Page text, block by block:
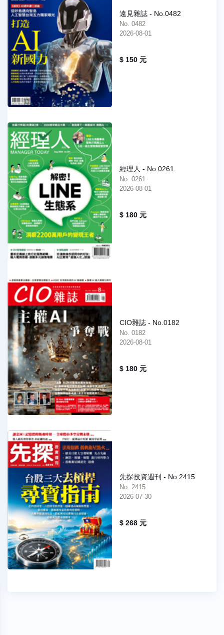
遠見雜誌 - No.0482
No. 0482
2026-08-01
$ 150 元
經理人 - No.0261
No. 0261
2026-08-01
$ 180 元
CIO雜誌 - No.0182
No. 0182
2026-08-01
$ 180 元
先探投資週刊 - No.2415
No. 2415
2026-07-30
$ 268 元